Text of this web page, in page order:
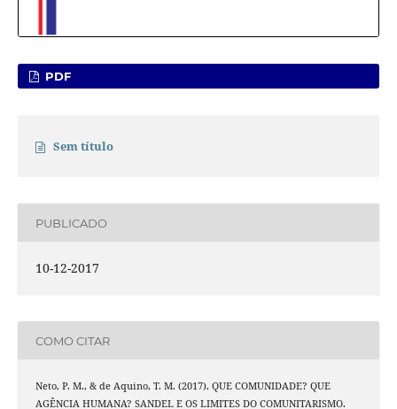
PDF
Sem título
PUBLICADO
10-12-2017
COMO CITAR
Neto, P. M., & de Aquino, T. M. (2017). QUE COMUNIDADE? QUE
AGÊNCIA HUMANA? SANDEL E OS LIMITES DO COMUNITARISMO.